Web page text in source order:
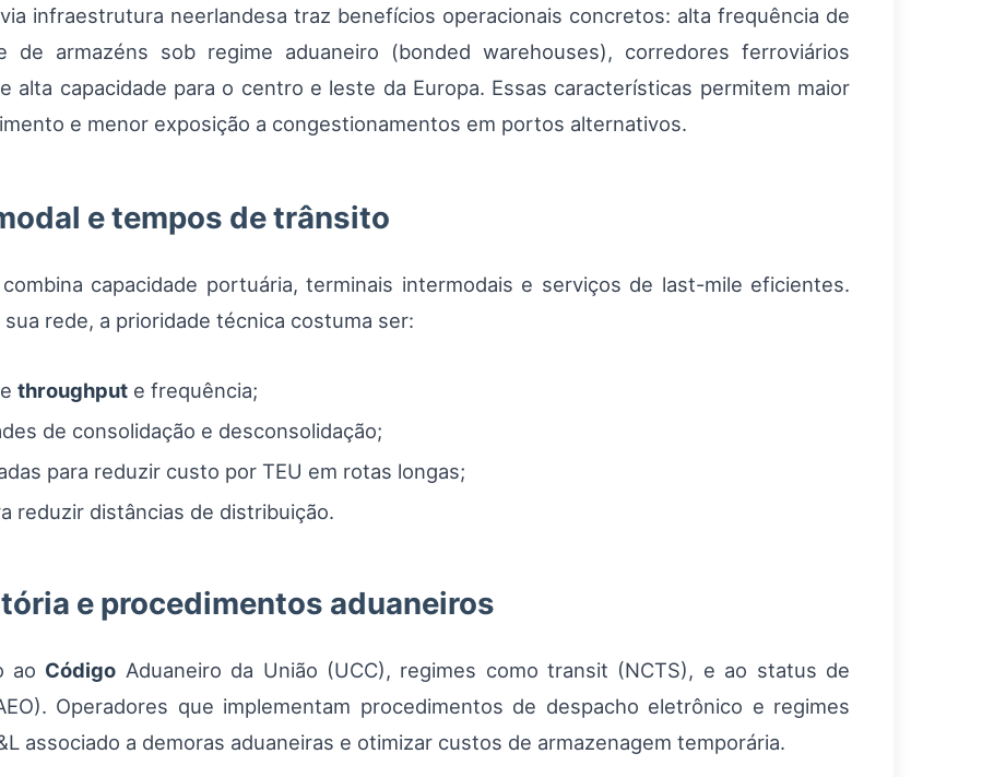
infraestrutura neerlandesa traz benefícios operacionais concretos: alta frequência de
de armazéns sob regime aduaneiro (bonded warehouses), corredores ferroviários
alta capacidade para o centro e leste da Europa. Essas características permitem maior
e menor exposição a congestionamentos em portos alternativos.
e tempos de trânsito
capacidade portuária, terminais intermodais e serviços de last-mile eficientes.
rede, a prioridade técnica costuma ser:
throughput e frequência;
de consolidação e desconsolidação;
para reduzir custo por TEU em rotas longas;
reduzir distâncias de distribuição.
e procedimentos aduaneiros
ao Código Aduaneiro da União (UCC), regimes como transit (NCTS), e ao status de
Operadores que implementam procedimentos de despacho eletrônico e regimes
associado a demoras aduaneiras e otimizar custos de armazenagem temporária.